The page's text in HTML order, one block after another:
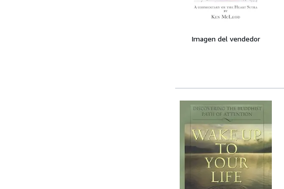
Imagen del vendedor